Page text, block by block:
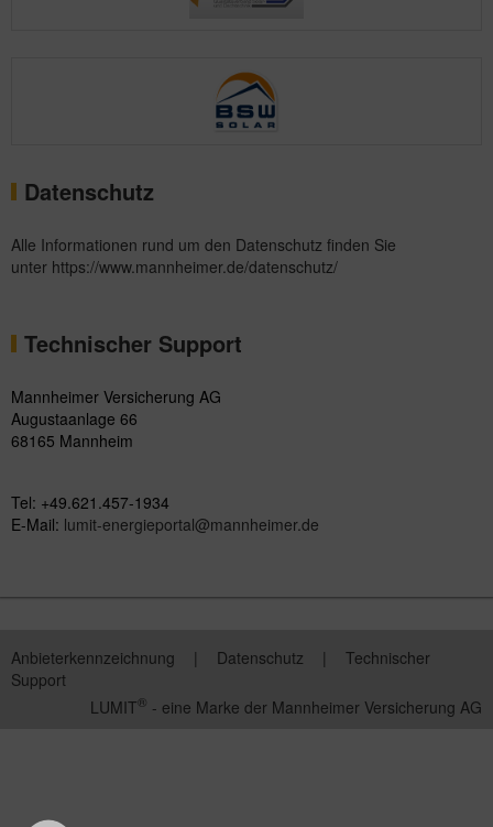
Datenschutz
Alle Informationen rund um den Datenschutz finden Sie
unter https://www.mannheimer.de/datenschutz/
Technischer Support
Mannheimer Versicherung AG
Augustaanlage 66
68165 Mannheim
Tel: +49.621.457-1934
E-Mail: lumit-energieportal@mannheimer.de
Anbieterkennzeichnung | Datenschutz |
Technischer
Support
LUMIT® - eine Marke der Mannheimer Versicherung AG